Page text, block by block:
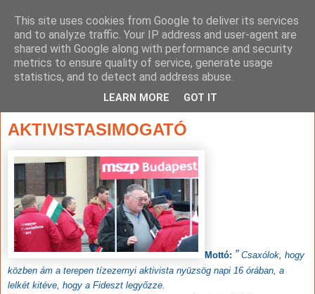
AKTIVISTASIMOGATÓ
Mottó: ” Csaxólok, hogy
közben ám a terepen tízezernyi aktivista nyüzsög napi 16 órában, a
lelkét kitéve, hogy a Fideszt legyőzze.
This site uses cookies from Google to deliver its services
and to analyze traffic. Your IP address and user-agent are
shared with Google along with performance and security
metrics to ensure quality of service, generate usage
statistics, and to detect and address abuse.
LEARN MORE GOT IT